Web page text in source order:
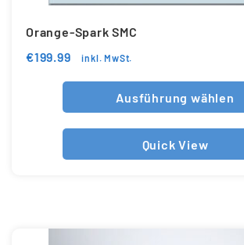
Orange-Spark SMC
€199.99 inkl. MwSt.
Ausführung wählen
Quick View